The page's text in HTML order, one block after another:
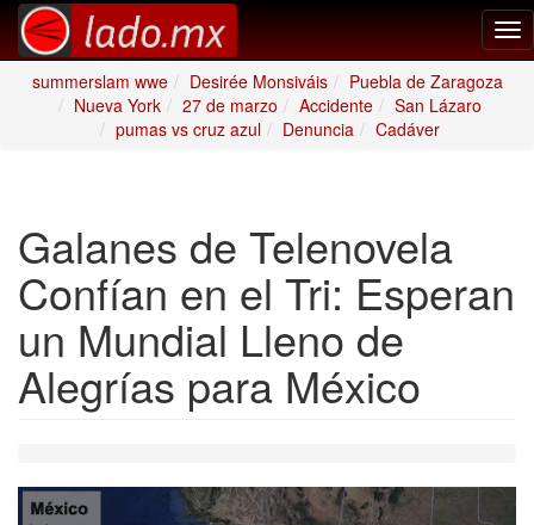
summerslam wwe
Desirée Monsiváis
Puebla de Zaragoza
Nueva York
27 de marzo Accidente
San Lázaro
pumas vs cruz azul
Denuncia Cadáver
Galanes de Telenovela
Confían en el Tri: Esperan
un Mundial Lleno de
Alegrías para México